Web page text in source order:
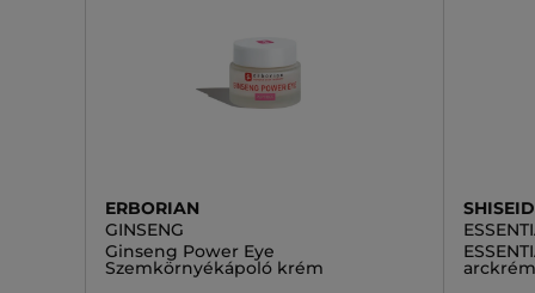
ERBORIAN
GINSENG
Ginseng Power Eye
Szemkörnyékápoló krém arckrém